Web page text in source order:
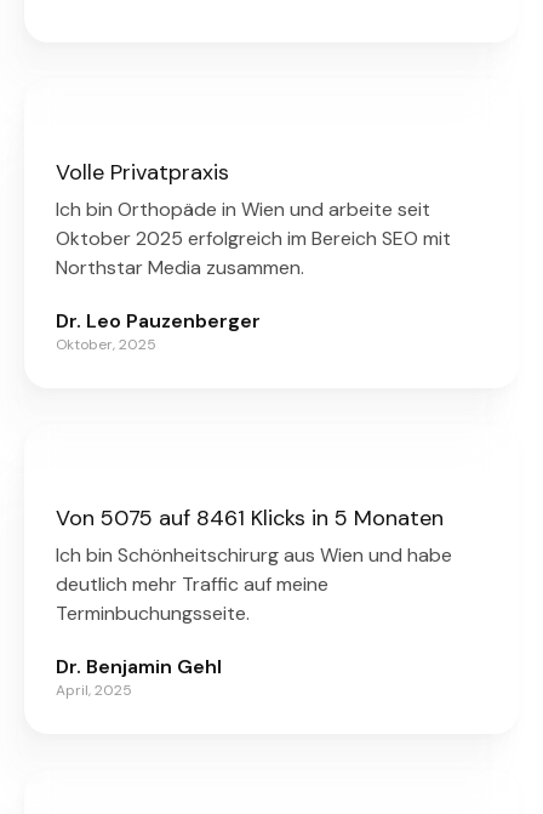
Volle Privatpraxis
Ich bin Orthopäde in Wien und arbeite seit
Oktober 2025 erfolgreich im Bereich SEO mit
Northstar Media zusammen.
Dr. Leo Pauzenberger
Oktober, 2025
Von 5075 auf 8461 Klicks in 5 Monaten
Ich bin Schönheitschirurg aus Wien und habe
deutlich mehr Traffic auf meine
Terminbuchungsseite.
Dr. Benjamin Gehl
April, 2025